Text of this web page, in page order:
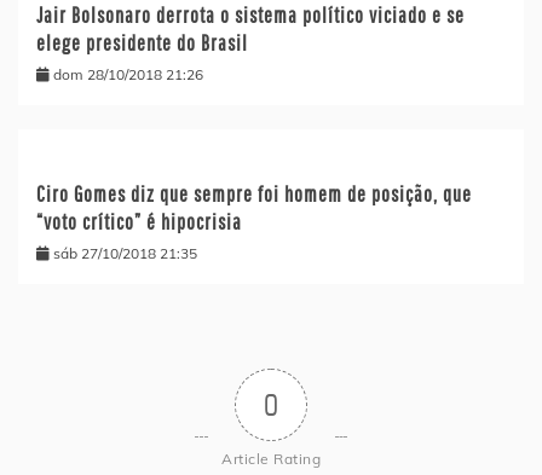
Jair Bolsonaro derrota o sistema político viciado e se
elege presidente do Brasil
dom 28/10/2018 21:26
Ciro Gomes diz que sempre foi homem de posição, que
“voto crítico” é hipocrisia
sáb 27/10/2018 21:35
0
Article Rating